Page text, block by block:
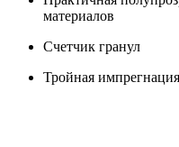
материалов
Счетчик гранул
Тройная